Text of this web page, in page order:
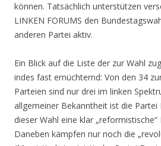
können. Tatsächlich unterstützen
LINKEN FORUMS den
anderen Partei aktiv.
Ein Blick auf die Liste der zur Wahl
indes fast ernüchternd: Von den 34
Parteien sind nur drei im linken
allgemeiner Bekanntheit ist die Partei
dieser Wahl eine klar
Daneben kämpfen nur noch die